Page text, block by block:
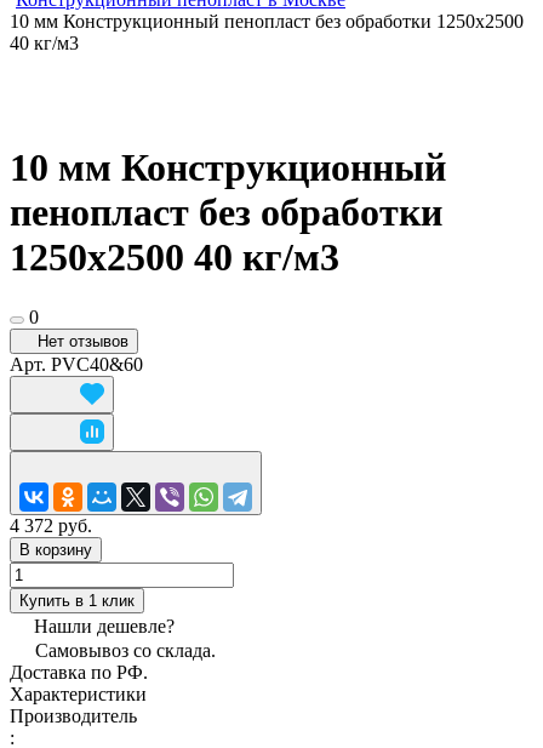
10 мм Конструкционный пенопласт без обработки 1250х2500
40 кг/м3
10 мм Конструкционный
пенопласт без обработки
1250х2500 40 кг/м3
0
Нет отзывов
Арт. PVC40&60
4 372 руб.
В корзину
Купить в 1 клик
Нашли дешевле?
Самовывоз со склада.
Доставка по РФ.
Характеристики
Производитель
: